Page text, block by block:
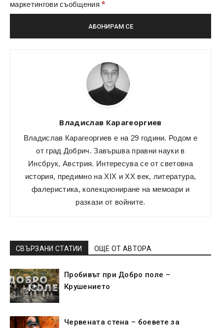
маркетингови съобщения*
Владислав Карагеоргиев
Владислав Карагеоргиев е на 29 години. Родом е
от град Добрич. Завършва правни науки в
Инсбрук, Австрия. Интересува се от световна
история, предимно на XIX и XX век, литература,
фалеристика, колекциониране на мемоари и
разкази от войните.
СВЪРЗАНИ СТАТИИ ОЩЕ ОТ АВТОРА
Пробивът при Добро поле –
Крушението
Червената стена – боевете за